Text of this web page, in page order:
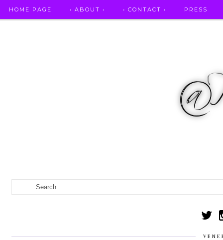
HOME PAGE • ABOUT • • CONTACT • PRESS